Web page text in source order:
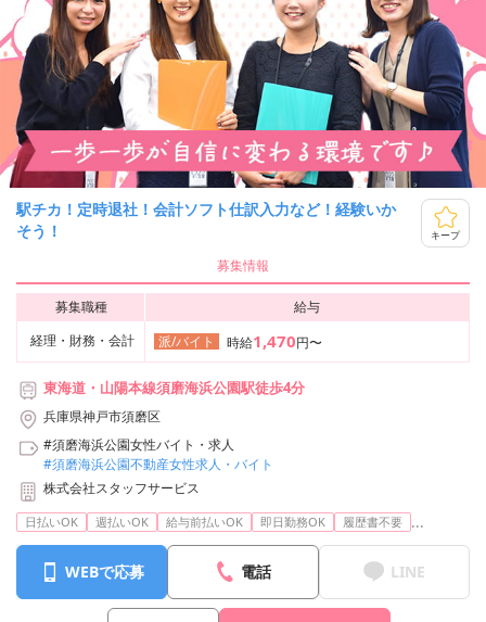
駅チカ！定時退社！会計ソフト仕訳入力など！経験いか
そう！
キープ
募集情報
募集職種
給与
経理・財務・会計
派/バイト 時給1,470円〜
東海道・山陽本線須磨海浜公園駅徒歩4分
兵庫県神戸市須磨区
#須磨海浜公園女性バイト・求人
#須磨海浜公園不動産女性求人・バイト
株式会社スタッフサービス
日払いOK 週払いOK 給与前払いOK 即日勤務OK 履歴書不要 ...
WEBで応募 電話 LINE